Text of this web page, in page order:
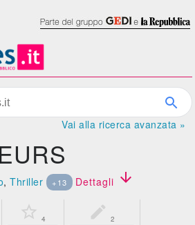
Vai alla ricerca avanzata »
,Thriller +13 Dettagli 
 4  2